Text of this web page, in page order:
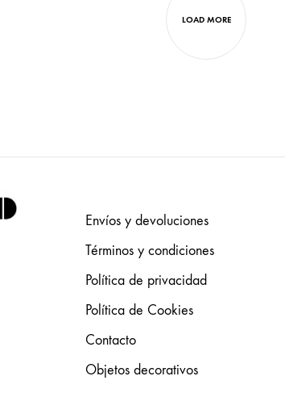
LOAD MORE
Envíos y devoluciones
Términos y condiciones
Política de privacidad
Política de Cookies
Contacto
Objetos decorativos